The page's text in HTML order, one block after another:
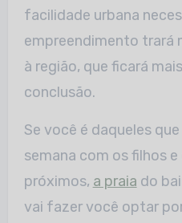
facilidade urbana
empreendimento trará
à região, que ficará
conclusão.
Se você é daqueles
semana com os filhos
próximos, a praia do
vai fazer você optar